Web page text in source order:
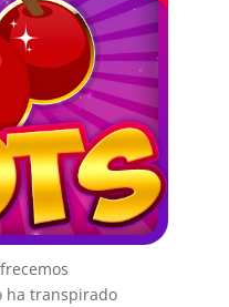
ha transpirado